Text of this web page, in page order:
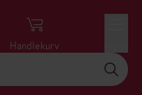
Handlekurv